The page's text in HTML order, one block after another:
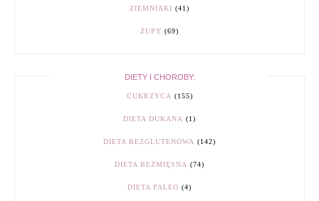
ZIEMNIAKI (41)
ZUPY (69)
DIETY I CHOROBY:
CUKRZYCA (155)
DIETA DUKANA (1)
DIETA BEZGLUTENOWA (142)
DIETA BEZMIĘSNA (74)
DIETA PALEO (4)